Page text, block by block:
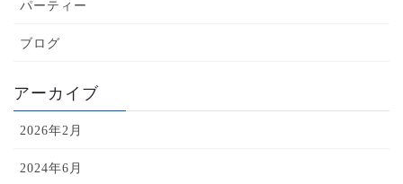
パーティー
ブログ
アーカイブ
2026年2月
2024年6月